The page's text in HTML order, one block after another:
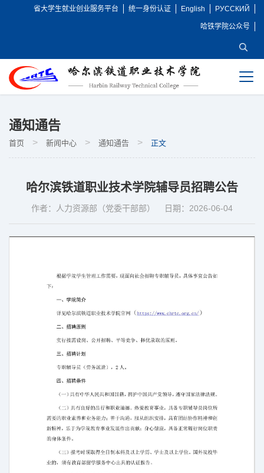
省大学生就业创业服务平台 统一身份认证 English РУССКИЙ
哈铁学院公众号
新闻中心 +
通知通告
首页 > 新闻中心 > 通知通告 > 正文
哈尔滨铁道职业技术学院辅导员招聘公告
作者：人力资源部（党委干部部） 日期：2026-06-04